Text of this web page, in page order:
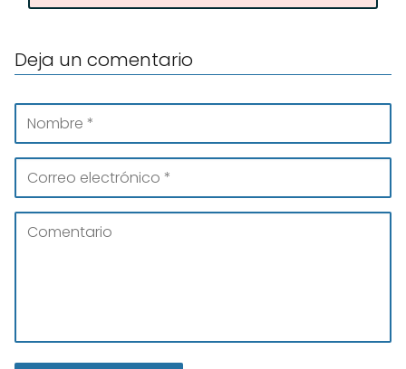
Deja un comentario